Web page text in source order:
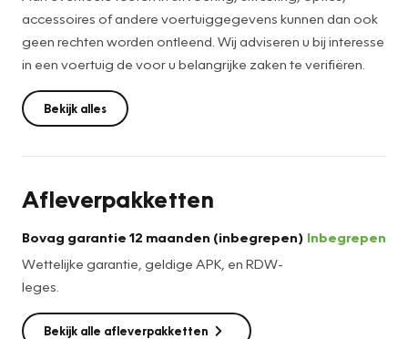
accessoires of andere voertuiggegevens kunnen dan ook
geen rechten worden ontleend. Wij adviseren u bij interesse
in een voertuig de voor u belangrijke zaken te verifiëren.
Bekijk alles
Afleverpakketten
Bovag garantie 12 maanden (inbegrepen)
Wettelijke garantie, geldige APK, en RDW-
leges.
Inbegrepen
Bekijk alle afleverpakketten